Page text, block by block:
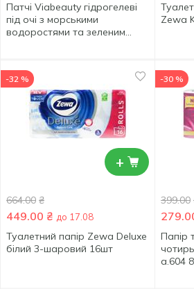
Патчі Viabeauty гідрогелеві
під очі з морськими
водоростями та зеленим
Zewa
+
-32 %
664.00 ₴
449.00 ₴ до 17.08
Туалетний папір Zewa Deluxe
білий 3-шаровий 16шт
-30 %
399.00
Папір
а.604